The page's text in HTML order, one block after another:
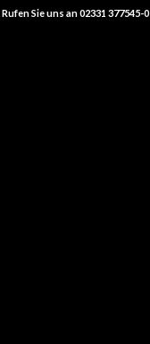
Rufen Sie uns an 02331 377545-0